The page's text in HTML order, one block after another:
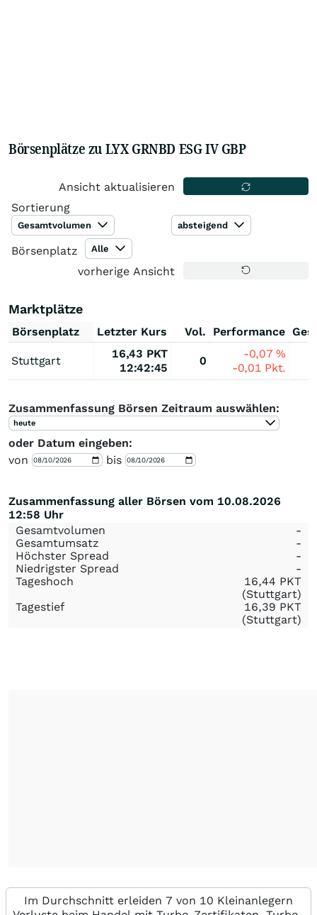
Börsenplätze zu LYX GRNBD ESG IV GBP
Ansicht aktualisieren
Sortierung
Gesamtvolumen absteigend
Börsenplatz Alle
vorherige Ansicht
Marktplätze
Börsenplatz Letzter Kurs Vol. Performance
Stuttgart
16,43 PKT
12:42:45
0
-0,07%
-0,01 Pkt.
Zusammenfassung Börsen Zeitraum auswählen:
heute
oder Datum eingeben:
von
bis
Zusammenfassung aller Börsen vom 10.08.2026
12:58 Uhr
Gesamtvolumen
-
Gesamtumsatz
-
Höchster Spread
-
Niedrigster Spread
-
Tageshoch
16,44 PKT
(Stuttgart)
Tagestief
16,39 PKT
(Stuttgart)
Im Durchschnitt erleiden 7 von 10 Kleinanlegern